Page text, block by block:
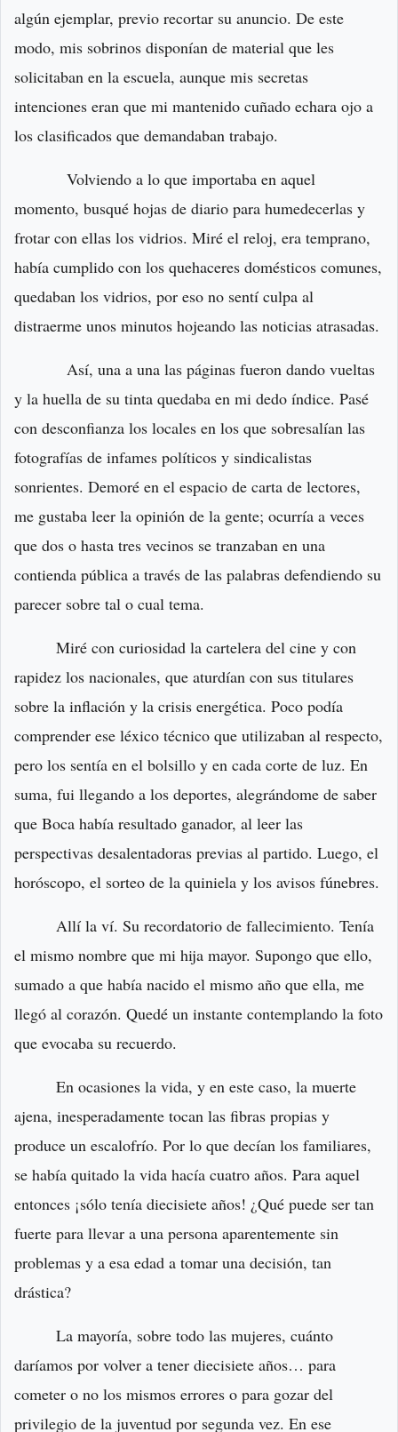
algún ejemplar, previo recortar su anuncio. De este
modo, mis sobrinos disponían de material que les
solicitaban en la escuela, aunque mis secretas
intenciones eran que mi mantenido cuñado echara ojo a
los clasificados que demandaban trabajo.
Volviendo a lo que importaba en aquel
momento, busqué hojas de diario para humedecerlas y
frotar con ellas los vidrios. Miré el reloj, era temprano,
había cumplido con los quehaceres domésticos comunes,
quedaban los vidrios, por eso no sentí culpa al
distraerme unos minutos hojeando las noticias atrasadas.
Así, una a una las páginas fueron dando vueltas
y la huella de su tinta quedaba en mi dedo índice. Pasé
con desconfianza los locales en los que sobresalían las
fotografías de infames políticos y sindicalistas
sonrientes. Demoré en el espacio de carta de lectores,
me gustaba leer la opinión de la gente; ocurría a veces
que dos o hasta tres vecinos se tranzaban en una
contienda pública a través de las palabras defendiendo su
parecer sobre tal o cual tema.
Miré con curiosidad la cartelera del cine y con
rapidez los nacionales, que aturdían con sus titulares
sobre la inflación y la crisis energética. Poco podía
comprender ese léxico técnico que utilizaban al respecto,
pero los sentía en el bolsillo y en cada corte de luz. En
suma, fui llegando a los deportes, alegrándome de saber
que Boca había resultado ganador, al leer las
perspectivas desalentadoras previas al partido. Luego, el
horóscopo, el sorteo de la quiniela y los avisos fúnebres.
Allí la ví. Su recordatorio de fallecimiento. Tenía
el mismo nombre que mi hija mayor. Supongo que ello,
sumado a que había nacido el mismo año que ella, me
llegó al corazón. Quedé un instante contemplando la foto
que evocaba su recuerdo.
En ocasiones la vida, y en este caso, la muerte
ajena, inesperadamente tocan las fibras propias y
produce un escalofrío. Por lo que decían los familiares,
se había quitado la vida hacía cuatro años. Para aquel
entonces ¡sólo tenía diecisiete años! ¿Qué puede ser tan
fuerte para llevar a una persona aparentemente sin
problemas y a esa edad a tomar una decisión, tan
drástica?
La mayoría, sobre todo las mujeres, cuánto
daríamos por volver a tener diecisiete años… para
cometer o no los mismos errores o para gozar del
privilegio de la juventud por segunda vez. En ese